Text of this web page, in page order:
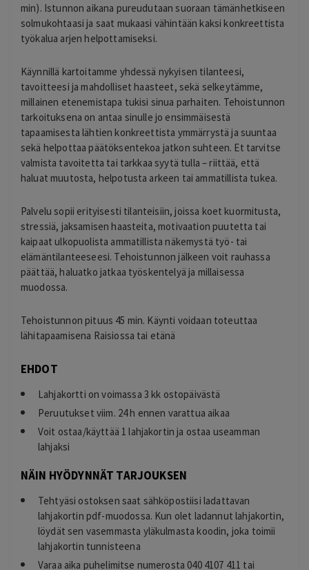
min). Istunnon aikana pureudutaan suoraan tämänhetkiseen
solmukohtaasi ja saat mukaasi vähintään kaksi konkreettista
työkalua arjen helpottamiseksi.
Käynnillä kartoitamme yhdessä nykyisen tilanteesi,
tavoitteesi ja mahdolliset haasteet, sekä selkeytämme,
millainen etenemistapa tukisi sinua parhaiten. Tehoistunnon
tarkoituksena on antaa sinulle jo ensimmäisestä
tapaamisesta lähtien konkreettista ymmärrystä ja suuntaa
sekä helpottaa päätöksentekoa jatkon suhteen. Et tarvitse
valmista tavoitetta tai tarkkaa syytä tulla – riittää, että
haluat muutosta, helpotusta arkeen tai ammatillista tukea.
Palvelu sopii erityisesti tilanteisiin, joissa koet kuormitusta,
stressiä, jaksamisen haasteita, motivaation puutetta tai
kaipaat ulkopuolista ammatillista näkemystä työ- tai
elämäntilanteeseesi. Tehoistunnon jälkeen voit rauhassa
päättää, haluatko jatkaa työskentelyä ja millaisessa
muodossa.
Tehoistunnon pituus 45 min. Käynti voidaan toteuttaa
lähitapaamisena Raisiossa tai etänä
EHDOT
Lahjakortti on voimassa 3 kk ostopäivästä
Peruutukset viim. 24 h ennen varattua aikaa
Voit ostaa/käyttää 1 lahjakortin ja ostaa useamman
lahjaksi
NÄIN HYÖDYNNÄT TARJOUKSEN
Tehtyäsi ostoksen saat sähköpostiisi ladattavan
lahjakortin pdf-muodossa. Kun olet ladannut lahjakortin,
löydät sen vasemmasta yläkulmasta koodin, joka toimii
lahjakortin tunnisteena
Varaa aika puhelimitse numerosta 040 4107 411 tai